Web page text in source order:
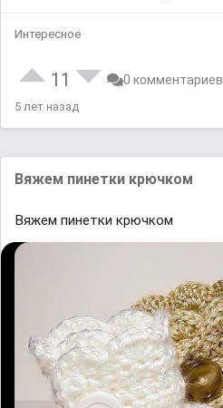
Интересное
11 0 комментариев
5 лет назад
Вяжем пинетки крючком
Вяжем пинетки крючком